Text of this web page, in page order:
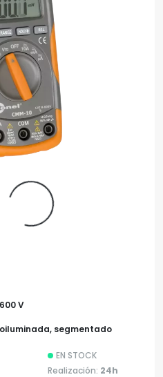
V
segmentado
EN STOCK
Realización: 24h